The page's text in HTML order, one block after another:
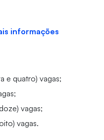
informações
e quatro) vagas;
vagas;
vagas.